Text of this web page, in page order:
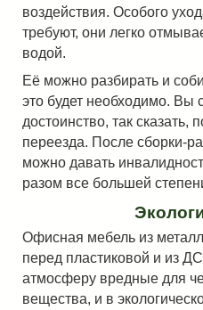
воздействия. Особого
требуют, они легко
водой.
Её можно разбирать и
это будет необходимо. Вы
достоинство, так сказать,
переезда. После сборки-
можно давать
разом все большей
Офисная мебель из
перед пластиковой и из
атмосферу вредные для
вещества, и в